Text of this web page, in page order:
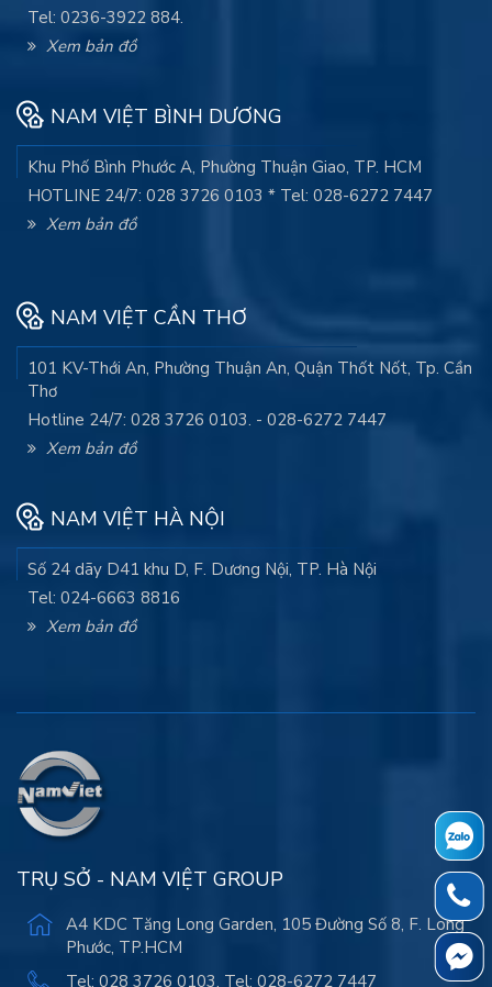
Tel: 0236-3922 884.
Xem bản đồ
NAM VIỆT BÌNH DƯƠNG
Khu Phố Bình Phước A, Phường Thuận Giao, TP. HCM
HOTLINE 24/7: 028 3726 0103 * Tel: 028-6272 7447
Xem bản đồ
NAM VIỆT CẦN THƠ
101 KV-Thới An, Phường Thuận An, Quận Thốt Nốt, Tp. Cần
Thơ
Hotline 24/7: 028 3726 0103. - 028-6272 7447
Xem bản đồ
NAM VIỆT HÀ NỘI
Số 24 dãy D41 khu D, F. Dương Nội, TP. Hà Nội
Tel: 024-6663 8816
Xem bản đồ
TRỤ SỞ - NAM VIỆT GROUP
A4 KDC Tăng Long Garden, 105 Đường Số 8, F. Long
Phước, TP.HCM
Tel: 028 3726 0103. Tel: 028-6272 7447